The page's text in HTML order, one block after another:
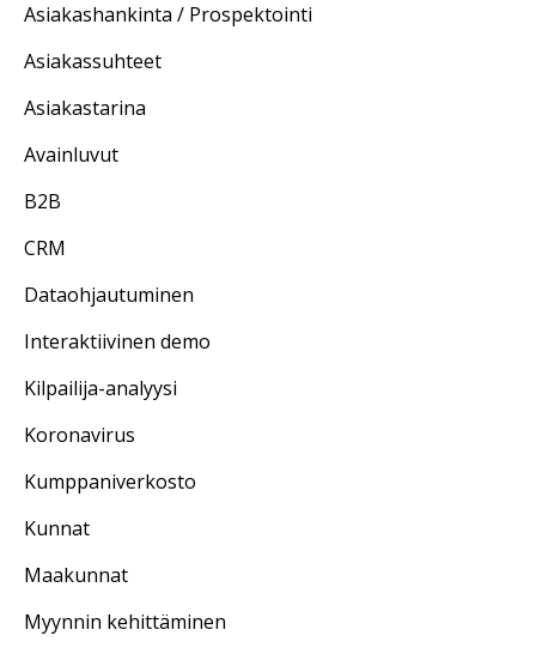
Asiakashankinta / Prospektointi
Asiakassuhteet
Asiakastarina
Avainluvut
B2B
CRM
Dataohjautuminen
Interaktiivinen demo
Kilpailija-analyysi
Koronavirus
Kumppaniverkosto
Kunnat
Maakunnat
Myynnin kehittäminen